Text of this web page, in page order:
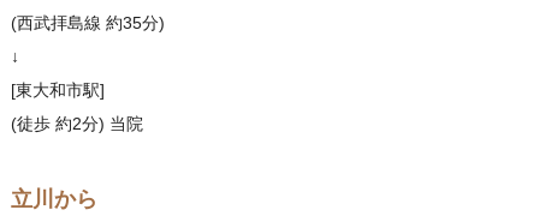
(西武拝島線 約35分)
↓
[東大和市駅]
(徒歩 約2分) 当院
立川から